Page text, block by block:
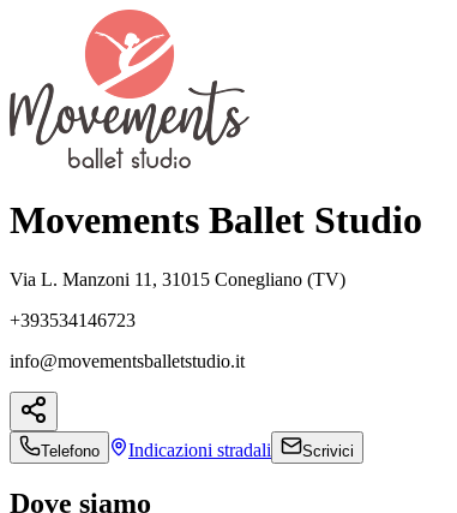
Movements Ballet Studio
Via L. Manzoni 11, 31015 Conegliano (TV)
+393534146723
info@movementsballetstudio.it
Telefono Indicazioni stradali Scrivici
Dove siamo